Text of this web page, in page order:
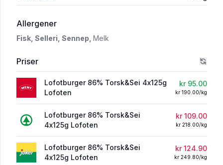
Allergeneri 'Lofotburger 86% Torsk&Sei 4x125g
Fisk, Selleri, Sennep, Melk
Priser
Lofotburger 86% Torsk&Sei 4x125g
Lofoten
kr 95.00
kr 190.00/kg
Lofotburger 86% Torsk&Sei
4x125g Lofoten
kr 109.00
kr 218.00/kg
Lofotburger 86% Torsk&Sei
4x125g Lofoten
kr 124.90
kr 249.80/kg